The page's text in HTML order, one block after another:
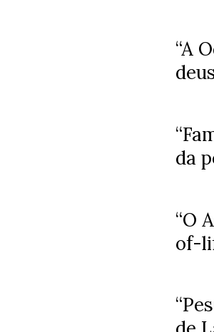
“A
da
“O
of-